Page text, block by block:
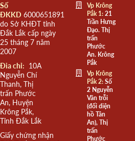
Số
ĐKKD 6000651891
do Sở KHĐT tỉnh
Đắk Lắk cấp ngày
25 tháng 7 năm
2007
Đia chỉ: 10A
Nguyễn Chí
Thanh, Thị
trấn Phước
An, Huyện
Krông Pắk,
Tỉnh Đắk Lắk
Giấy chứng nhận
Vp Krông
Pắk 1:21
Trần Hưng
Đạo. Thị
trấn
Phước
An. Krông
Pắk
Vp Krông
Pắk 2:Số
2 Nguyễn
Văn trỗi
(đối diện
hồ Tân
An), Thị
trấn
Phước